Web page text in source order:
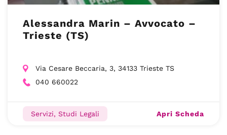
Alessandra Marin – Avvocato –
Trieste (TS)
Via Cesare Beccaria, 3, 34133 Trieste TS
040 660022
Servizi, Studi Legali Apri Scheda